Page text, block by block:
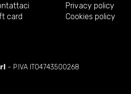
card
Privacy policy
Cookies policy
- P.IVA IT04743500268